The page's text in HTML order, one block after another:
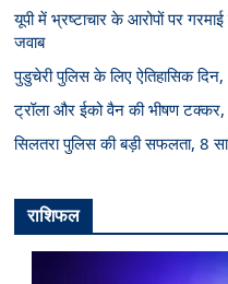
यूपी में भ्रष्टाचार के आरोपों पर
जवाब
पुडुचेरी पुलिस के लिए ऐतिहासिक
ट्रॉला और ईको वैन की भीषण
सिलतरा पुलिस की बड़ी सफलता, 8
राशिफल